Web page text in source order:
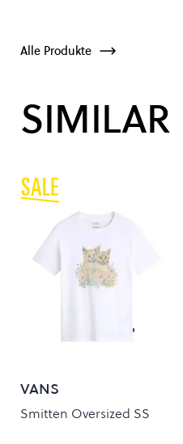
Alle Produkte
SIMILAR
VANS
Smitten Oversized SS